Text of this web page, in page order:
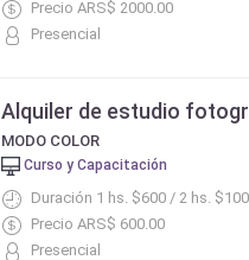
Precio ARS$ 2000.00
Presencial
Alquiler de estudio
MODO COLOR
Curso y Capacitación
Duración 1 hs. $600 / 2 hs.
Precio ARS$ 600.00
Presencial